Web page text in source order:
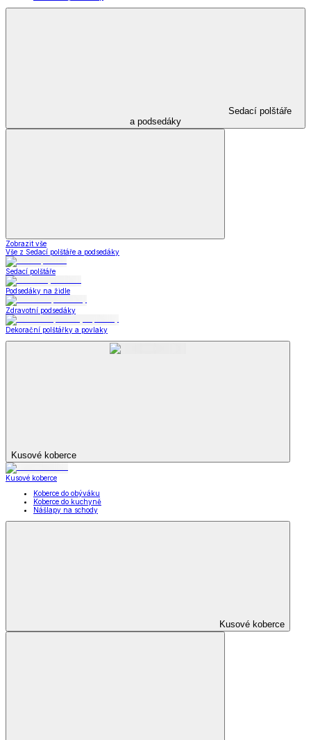
Sedací polštáře
a podsedáky
Zobrazit vše
Vše z Sedací polštáře a podsedáky
Sedací polštáře
Podsedáky na židle
Zdravotní podsedáky
Dekorační polštářky a povlaky
Kusové koberce
Kusové koberce
Koberce do obýváku
Koberce do kuchyně
Nášlapy na schody
Kusové koberce